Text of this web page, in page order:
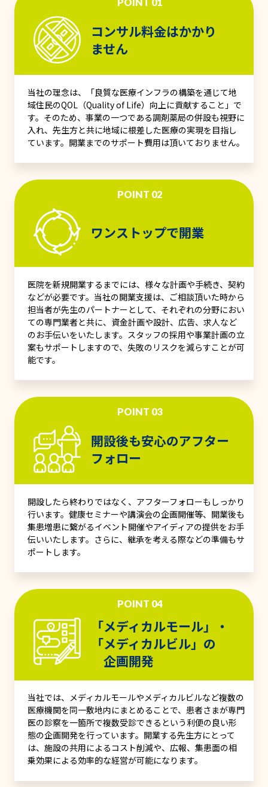
POINT 01
コンサル料金はかかり
ません
当社の理念は、「良質な医療インフラの構築を通じて地
域住民のQOL（Quality of Life）向上に貢献すること」で
す。そのため、事業の一つである調剤薬局の併設も視野に
入れ、先生方と共に地域に根差した医療の実現を目指し
ています。開業までのサポート費用は頂いておりません。
POINT 02
ワンストップで開業
医院を新規開業するまでには、様々な計画や手続き、契約
などが必要です。当社の開業支援は、ご相談頂いた時から
担当者が先生のパートナーとして、それぞれの分野におい
ての専門業者と共に、資金計画や設計、広告、求人など
のお手伝いをいたします。スタッフの採用や事業計画の立
案もサポートしますので、失敗のリスクを減らすことが可
能です。
POINT 03
開設後も安心のアフター
フォロー
開設したら終わりではなく、アフターフォローもしっかり
行います。健康セミナーや講演会の企画開催等、開業後も
集患増患に繋がるイベント開催やアイディアの提供をお手
伝いいたします。さらに、継承を考える際などの準備もサ
ポートします。
POINT 04
「メディカルモール」・
「メディカルビル」の
企画開発
当社では、メディカルモールやメディカルビルなど複数の
医療機関を同一敷地内にまとめることで、患者さまが専門
医の診察を一箇所で複数受診できるという利便の良い形
態の企画開発を行っています。開業する先生方にとって
は、施設の共用によるコスト削減や、広報、集患面の相
乗効果による効率的な経営が可能になります。